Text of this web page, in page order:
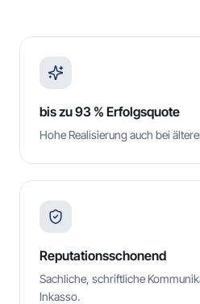
bis zu 93 % Erfolgsquote
Hohe Realisierung auch bei
Reputationsschonend
Sachliche, schriftliche
Inkasso.